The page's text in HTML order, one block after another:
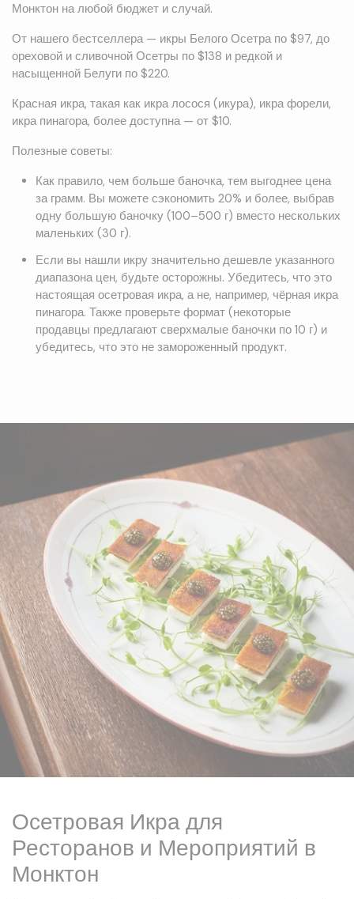
Монктон на любой бюджет и случай.
От нашего бестселлера — икры Белого Осетра по $97, до
ореховой и сливочной Осетры по $138 и редкой и
насыщенной Белуги по $220.
Красная икра, такая как икра лосося (икура), икра форели,
икра пинагора, более доступна — от $10.
Полезные советы:
Как правило, чем больше баночка, тем выгоднее цена
за грамм. Вы можете сэкономить 20% и более, выбрав
одну большую баночку (100–500 г) вместо нескольких
маленьких (30 г).
Если вы нашли икру значительно дешевле указанного
диапазона цен, будьте осторожны. Убедитесь, что это
настоящая осетровая икра, а не, например, чёрная икра
пинагора. Также проверьте формат (некоторые
продавцы предлагают сверхмалые баночки по 10 г) и
убедитесь, что это не замороженный продукт.
Осетровая Икра для
Ресторанов и Мероприятий в
Монктон